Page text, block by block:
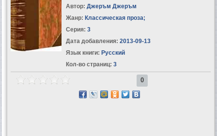
Автор: Джеръм Джеръм
Жанр: Классическая проза;
Серия: 3
Дата добавления: 2013-09-13
Язык книги: Русский
Кол-во страниц: 3
0